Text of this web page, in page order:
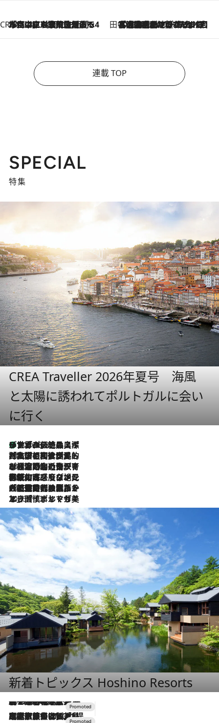
CREA'S CHOICE
2026.8.7
「立川にも歌舞伎があるんだよ」 片岡仁左衛門・市川中車ら豪華座組みで4年目の立川立飛歌舞伎へ 田中稲の勝手に再ブーム
2026.8.7
「湘南乃風に憧れて」観客大盛上がりの“タオル回し”に、ラッパー顔負けの高速歌唱まで…さだまさし（74）のアグレッシブすぎる現在地
連載 TOP
SPECIAL
特集
CREA Traveller 2026年夏号 海風
と太陽に誘われてポルトガルに会い
に行く
2026.8.8
リスボンの絶品スイーツ「パステル・デ・ナタ」とは？ポルトガル伝統の奥深い世界へ
2026.7.27
「私の祖国はポルトガル語です」国民的詩人フェルナンド・ペソアと、彼が愛した文学の街を歩く
2026.7.26
ポルトガル近海が育む極上の海の幸。キリリと冷えた白ワインと愉しむ、シーフード専門店の贅沢
2026.7.22
伝統の味をモダンに昇華。高感度な地元客が集う、リスボンの最旬ガストロノミー
2026.7.21
大航海時代の栄華から、震災、独裁、そして革命へ。ポルトガル・首都リスボンの石畳に刻まれた「歴史の光と影」
2026.7.13
エッセイ・ヤマザキマリ「慎ましくも美しき国 ポルトガル」
新着トピックス Hoshino Resorts
2026.8.7
【トンボの足水浴】ヒノキの香りに包まれて涼感マックス！約13℃の湧水かけ流しを避暑地「星野温泉 トンボの湯」で体験
2026.7.31
【ホテル帰省】という選択肢をOMOが提案。家族とほどよい距離を保つには「昼は実家、夜は気兼ねなくホテルで！」